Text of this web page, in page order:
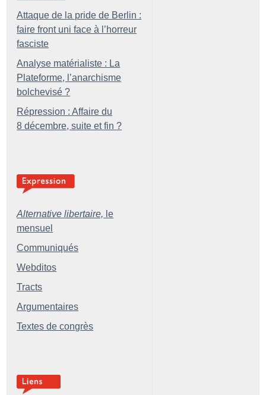
Attaque de la pride de Berlin :
faire front uni face à l’horreur
fasciste
Analyse matérialiste : La
Plateforme, l’anarchisme
bolchevisé ?
Répression : Affaire du
8 décembre, suite et fin ?
Alternative libertaire, le
mensuel
Communiqués
Webditos
Tracts
Argumentaires
Textes de congrès